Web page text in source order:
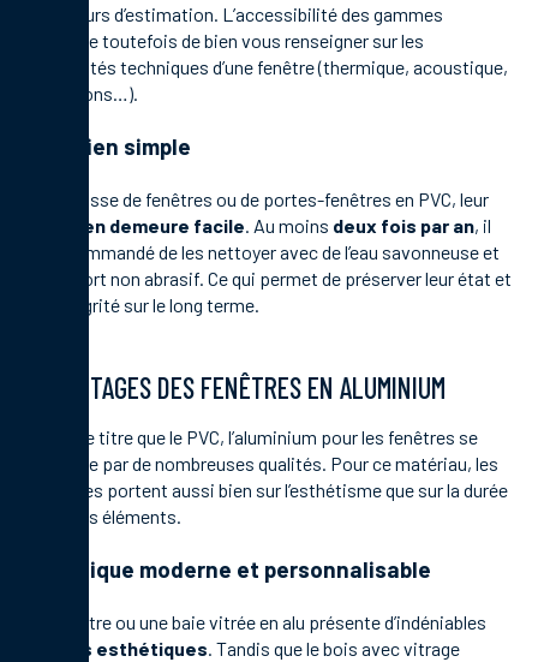
de facteurs d’estimation. L’accessibilité des gammes
nécessite toutefois de bien vous renseigner sur les
spécificités techniques d’une fenêtre (thermique, acoustique,
dimensions…).
Entretien simple
Qu’il s’agisse de fenêtres ou de portes-fenêtres en PVC, leur
entretien demeure facile. Au moins deux fois par an, il
est recommandé de les nettoyer avec de l’eau savonneuse et
un support non abrasif. Ce qui permet de préserver leur état et
leur intégrité sur le long terme.
AVANTAGES DES FENÊTRES EN ALUMINIUM
Au même titre que le PVC, l’aluminium pour les fenêtres se
démarque par de nombreuses qualités. Pour ce matériau, les
avantages portent aussi bien sur l’esthétisme que sur la durée
de vie des éléments.
Esthétique moderne et personnalisable
Une fenêtre ou une baie vitrée en alu présente d’indéniables
qualités esthétiques. Tandis que le bois avec vitrage